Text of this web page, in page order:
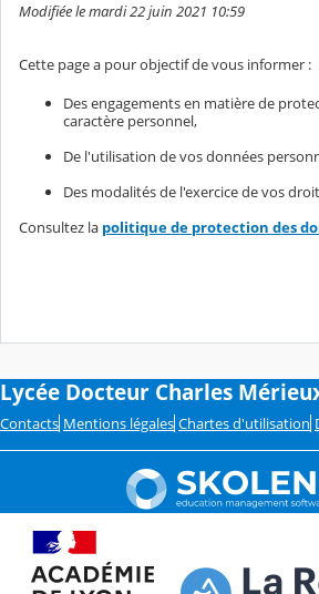
Modifiée le mardi 22 juin 2021 10:59
Cette page a pour objectif de vous informer :
Des engagements en matière de
caractère personnel,
De l'utilisation de vos données
Des modalités de l'exercice de vos
Consultez la politique de protection des
Lycée Docteur Charles
Contacts Mentions légales Chartes d'utilisation